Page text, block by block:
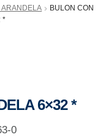
ARANDELA
BULON CON
*
6×32 *
0